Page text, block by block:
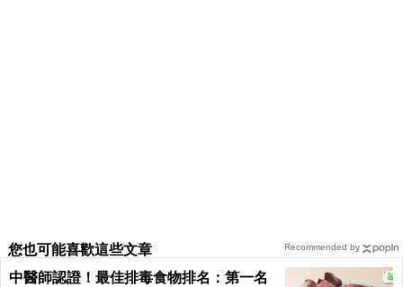
您也可能喜歡這些文章
中醫師認證！最佳排毒食物排名：第一名
Recommended by